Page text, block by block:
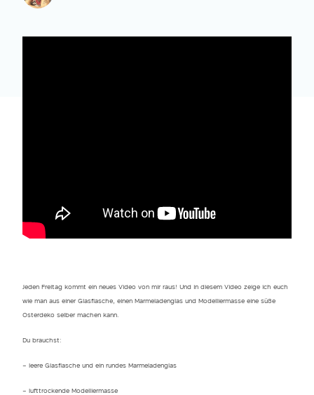
Jeden Freitag kommt ein neues Video von mir raus! Und in diesem Video zeige ich euch
wie man aus einer Glasflasche, einen Marmeladenglas und Modelliermasse eine süße
Osterdeko selber machen kann.
Du brauchst:
– leere Glasflasche und ein rundes Marmeladenglas
– lufttrockende Modelliermasse